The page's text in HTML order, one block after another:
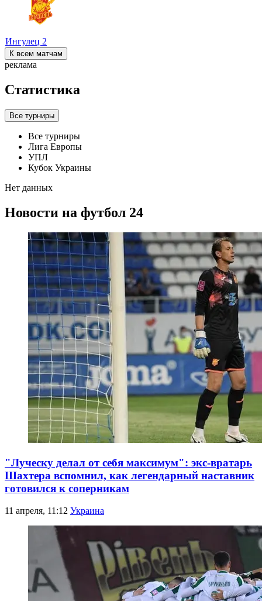
Ингулец 2
К всем матчам
реклама
Статистика
Все турниры
Все турниры
Лига Европы
УПЛ
Кубок Украины
Нет данных
Новости на футбол 24
"Луческу делал от себя максимум": экс-вратарь
Шахтера вспомнил, как легендарный наставник
готовился к соперникам
11 апреля, 11:12 Украина